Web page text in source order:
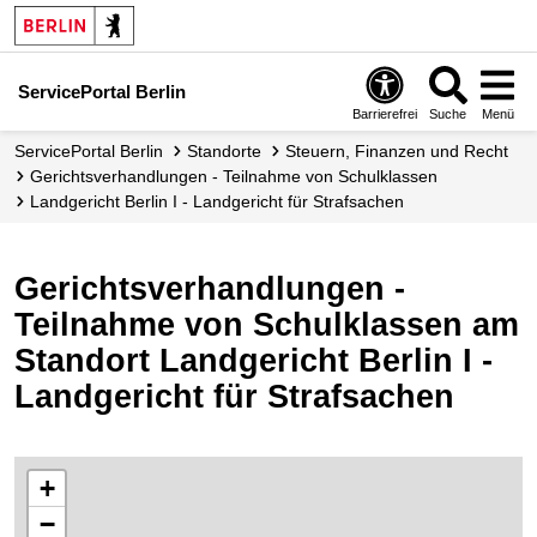
ServicePortal Berlin
Barrierefrei Suche Menü
ServicePortal Berlin Standorte
Steuern, Finanzen und Recht
Gerichtsverhandlungen - Teilnahme von Schulklassen
Landgericht Berlin I - Landgericht für Strafsachen
Gerichtsverhandlungen -
Teilnahme von Schulklassen am
Standort Landgericht Berlin I -
Landgericht für Strafsachen
+
−